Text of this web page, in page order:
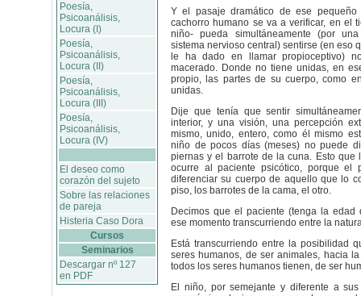
Poesía,
Psicoanálisis,
Locura (I)
Poesía,
Psicoanálisis,
Locura (II)
Poesía,
Psicoanálisis,
Locura (III)
Poesía,
Psicoanálisis,
Locura (IV)
El deseo como
corazón del sujeto
Sobre las relaciones
de pareja
Histeria Caso Dora
Cursos
Seminarios
Descargar nº 127
en PDF
Y el pasaje dramático de ese pequeño
cachorro humano se va a verificar, en el
niño- pueda simultáneamente (por
sistema nervioso central) sentirse (en eso
le ha dado en llamar propioceptivo)
macerado. Donde no tiene unidas, en
propio, las partes de su cuerpo, como
unidas.
Dije que tenía que sentir
interior, y una visión, una percepción
mismo, unido, entero, como él mismo
niño de pocos días (meses) no puede
piernas y el barrote de la cuna. Esto que
ocurre al paciente psicótico, porque el
diferenciar su cuerpo de aquello que lo
piso, los barrotes de la cama, el otro.
Decimos que el paciente (tenga la edad
ese momento transcurriendo entre la
Está transcurriendo entre la posibilidad
seres humanos, de ser animales, hacia
todos los seres humanos tienen, de ser
El niño, por semejante y diferente a